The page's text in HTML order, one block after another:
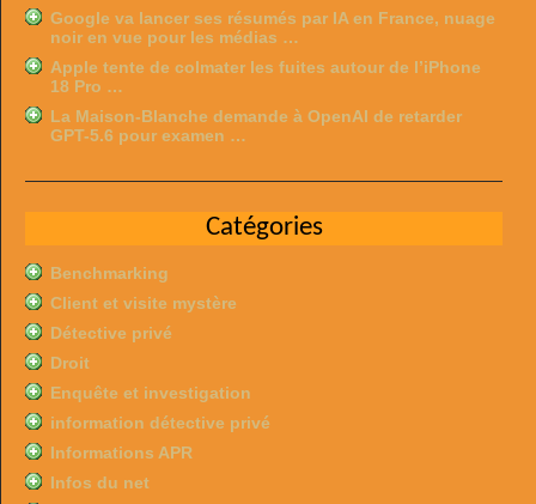
Google va lancer ses résumés par IA en France, nuage
noir en vue pour les médias …
Apple tente de colmater les fuites autour de l’iPhone
18 Pro …
La Maison-Blanche demande à OpenAI de retarder
GPT-5.6 pour examen …
Catégories
Benchmarking
Client et visite mystère
Détective privé
Droit
Enquête et investigation
information détective privé
Informations APR
Infos du net